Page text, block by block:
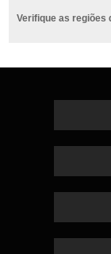
Verifique as regiões